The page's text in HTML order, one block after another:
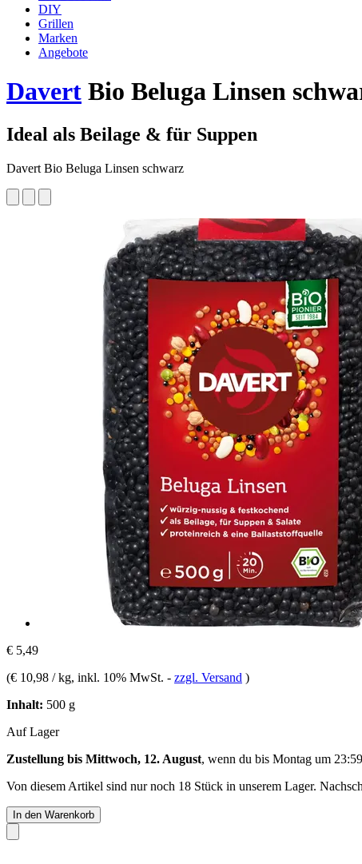
DIY
Grillen
Marken
Angebote
Davert Bio Beluga Linsen
Ideal als Beilage & für Suppen
Davert Bio Beluga Linsen schwarz
€ 5,49
(€ 10,98 / kg, inkl. 10% MwSt. - zzgl. Versand )
Inhalt: 500 g
Auf Lager
Zustellung bis Mittwoch, 12. August, wenn du bis Montag um
Von diesem Artikel sind nur noch 18 Stück in unserem Lager.
In den Warenkorb